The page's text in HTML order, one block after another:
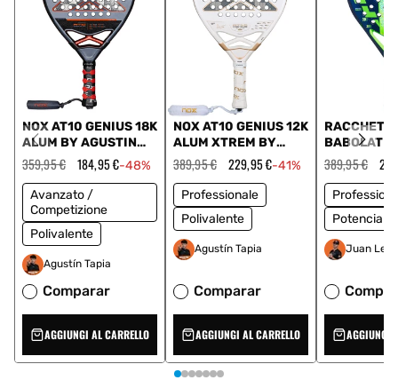
NOX AT10 GENIUS 18K
ALUM BY AGUSTIN
TAPIA 2025
Prezzo
regolare
359,95 € Prezzo
scontato
184,95 €-48%
Avanzato /
Competizione
Polivalente
Agustín Tapia
Comparar
AGGIUNGI AL CARRELLO
NOX AT10 GENIUS 12K
ALUM XTREM BY
AGUSTIN TAPIA 2026
Prezzo
regolare
389,95 € Prezzo
scontato
229,95 €-41%
Professionale
Polivalente
Agustín Tapia
Comparar
AGGIUNGI AL CARRELLO
BABOLAT
JUAN
150187 100
Prezzo
regolare
389,95 €
Potencia
Juan
AGGIUNGI